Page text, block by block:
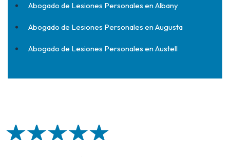
Abogado de Lesiones Personales en Albany
Abogado de Lesiones Personales en Augusta
Abogado de Lesiones Personales en Austell